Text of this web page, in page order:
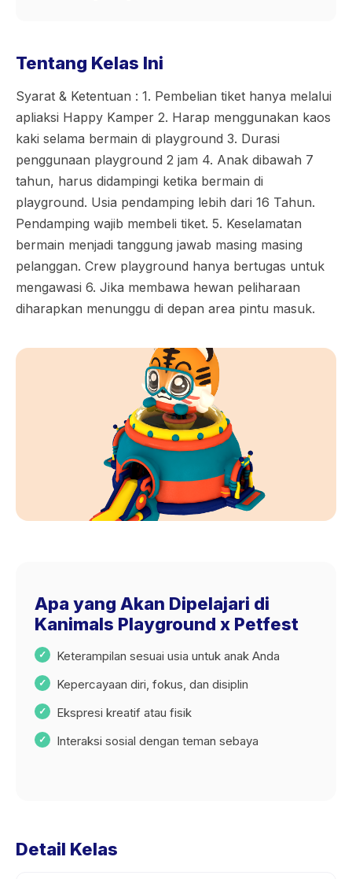
Tentang Kelas Ini
Syarat & Ketentuan : 1. Pembelian tiket hanya melalui
apliaksi Happy Kamper 2. Harap menggunakan kaos
kaki selama bermain di playground 3. Durasi
penggunaan playground 2 jam 4. Anak dibawah 7
tahun, harus didampingi ketika bermain di
playground. Usia pendamping lebih dari 16 Tahun.
Pendamping wajib membeli tiket. 5. Keselamatan
bermain menjadi tanggung jawab masing masing
pelanggan. Crew playground hanya bertugas untuk
mengawasi 6. Jika membawa hewan peliharaan
diharapkan menunggu di depan area pintu masuk.
Apa yang Akan Dipelajari di
Kanimals Playground x Petfest
Keterampilan sesuai usia untuk anak Anda
Kepercayaan diri, fokus, dan disiplin
Ekspresi kreatif atau fisik
Interaksi sosial dengan teman sebaya
Detail Kelas